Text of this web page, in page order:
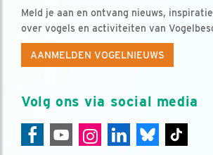
Meld je aan en ontvang nieuws,
over vogels en activiteiten van
AANMELDEN VOGELNIEUWS
Volg ons via social media